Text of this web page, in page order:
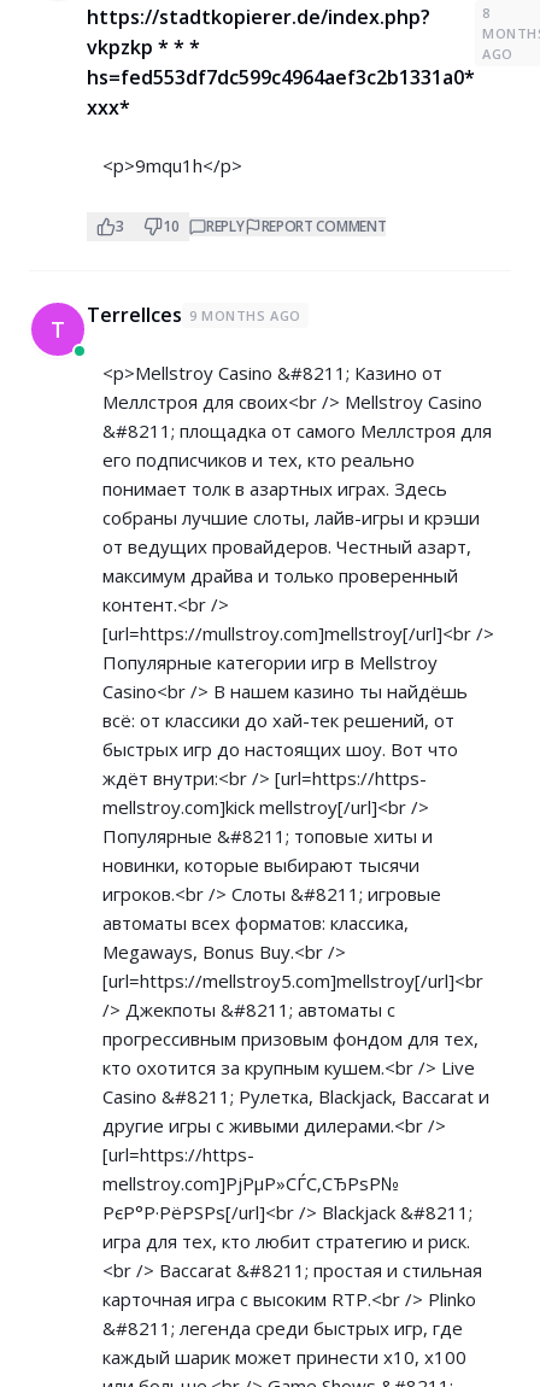
https://stadtkopierer.de/index.php?
vkpzkp * * *
hs=fed553df7dc599c4964aef3c2b1331a0*
ххх*
8
AGO
<p>9mqu1h</p>
3 10 REPLY REPORT COMMENT
T Terrellces 9 MONTHS AGO
<p>Mellstroy Casino &#8211; Казино от
Меллстроя для своих<br /> Mellstroy Casino
&#8211; площадка от самого Меллстроя для
его подписчиков и тех, кто реально
понимает толк в азартных играх. Здесь
собраны лучшие слоты, лайв-игры и крэши
от ведущих провайдеров. Честный азарт,
максимум драйва и только проверенный
контент.<br />
[url=https://mullstroy.com]mellstroy[/url]<br />
Популярные категории игр в Mellstroy
Casino<br /> В нашем казино ты найдёшь
всё: от классики до хай-тек решений, от
быстрых игр до настоящих шоу. Вот что
ждёт внутри:<br /> [url=https://https-
mellstroy.com]kick mellstroy[/url]<br />
Популярные &#8211; топовые хиты и
новинки, которые выбирают тысячи
игроков.<br /> Слоты &#8211; игровые
автоматы всех форматов: классика,
Megaways, Bonus Buy.<br />
[url=https://mellstroy5.com]mellstroy[/url]<br
/> Джекпоты &#8211; автоматы с
прогрессивным призовым фондом для тех,
кто охотится за крупным кушем.<br /> Live
Casino &#8211; Рулетка, Blackjack, Baccarat и
другие игры с живыми дилерами.<br />
[url=https://https-
mellstroy.com]РјРµР»СЃС‚СЂРѕР№
РєР°Р·РёРЅРѕ[/url]<br /> Blackjack &#8211;
игра для тех, кто любит стратегию и риск.
<br /> Baccarat &#8211; простая и стильная
карточная игра с высоким RTP.<br /> Plinko
&#8211; легенда среди быстрых игр, где
каждый шарик может принести х10, х100